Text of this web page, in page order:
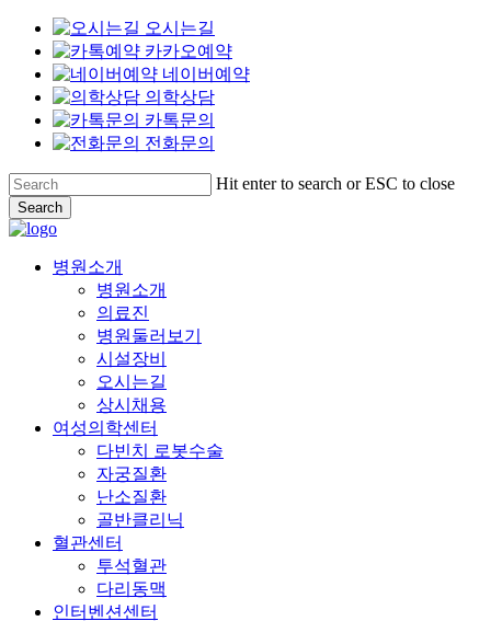
오시는길
카카오예약
네이버예약
의학상담
카톡문의
전화문의
Skip
to
main
content
Hit enter to search or ESC to close
Search
Close
Menu
병원소개
병원소개
의료진
병원둘러보기
시설장비
오시는길
상시채용
여성의학센터
다빈치 로봇수술
자궁질환
난소질환
골반클리닉
혈관센터
투석혈관
다리동맥
인터벤션센터